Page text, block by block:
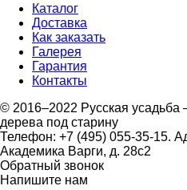
Каталог
Доставка
Как заказать
Галерея
Гарантия
Контакты
© 2016–2022 Русская
дерева под старину
Телефон: +7 (495) 055-35-15.
Академика Варги, д. 28с2
Обратный звонок
Напишите нам